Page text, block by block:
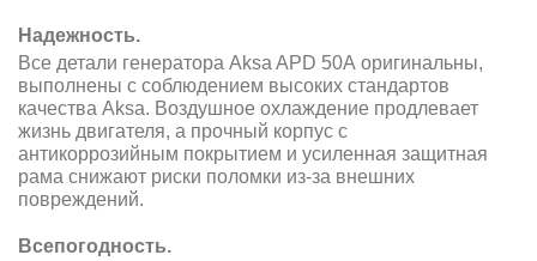
Надежность.
Все детали генератора Aksa APD 50A оригинальны,
выполнены с соблюдением высоких стандартов
качества Aksa. Воздушное охлаждение продлевает
жизнь двигателя, а прочный корпус с
антикоррозийным покрытием и усиленная защитная
рама снижают риски поломки из-за внешних
повреждений.
Всепогодность.